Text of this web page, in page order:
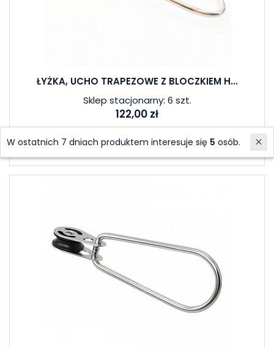
ŁYŻKA, UCHO TRAPEZOWE Z BLOCZKIEM H...
Sklep stacjonarny: 6 szt.
122,00 zł
Do koszyka
W ostatnich 7 dniach produktem interesuje się 5 osób.